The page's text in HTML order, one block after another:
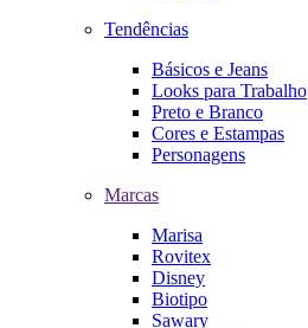
Tendências
Básicos e Jeans
Looks para Trabalho
Preto e Branco
Cores e Estampas
Personagens
Marcas
Marisa
Rovitex
Disney
Biotipo
Sawary